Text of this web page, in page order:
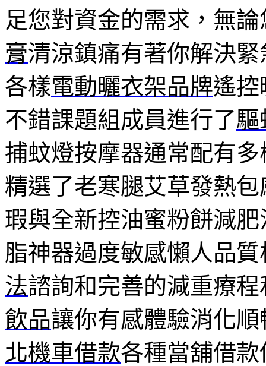
足您對資金的需求，無
膏清涼鎮痛有著你解決
各樣電動曬衣架品牌遙控
不錯課題組成員進行了驅
捕蚊燈按摩器通常配有
精選了老寒腿艾草發熱
瑕與全新控油蜜粉餅減
脂神器過度敏感懶人品
法諮詢和完善的減重療
飲品讓你有感體驗消化
北機車借款各種當舖借